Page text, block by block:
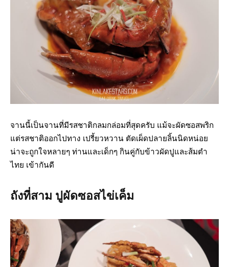
จานนี้เป็นจานที่มีรสชาติกลมกล่อมที่สุดครับ แม้จะผัดซอสพริก
แต่รสชาติออกไปทาง เปรี้ยวหวาน ตัดเผ็ดปลายลิ้นนิดหน่อย
น่าจะถูกใจหลายๆ ท่านและเด็กๆ กินคู่กับข้าวผัดปูและส้มตำ
ไทย เข้ากันดี
ถังที่สาม ปูผัดซอสไข่เค็ม